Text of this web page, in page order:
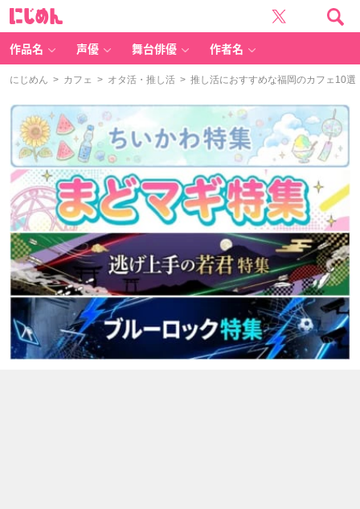
作品名 声優 舞台俳優 作者名
にじめん > カフェ > オタ活・推し活 > 推し活におすすめな福岡のカフェ10